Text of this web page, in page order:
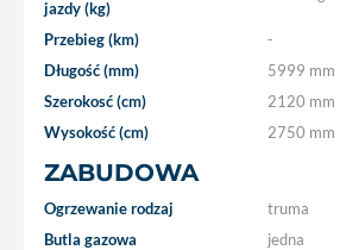
jazdy (kg)
Przebieg (km)
-
Długość (mm)
5999 mm
Szerokosć (cm)
2120 mm
Wysokość (cm)
2750 mm
ZABUDOWA
Ogrzewanie rodzaj
truma
Butla gazowa
jedna